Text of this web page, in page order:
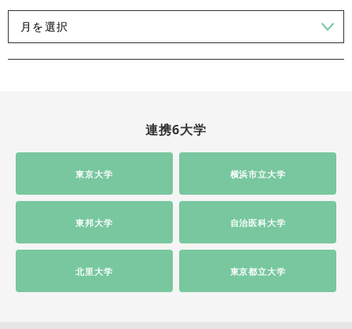
連携6大学
東京大学 横浜市立大学
東邦大学 自治医科大学
北里大学 東京都立大学